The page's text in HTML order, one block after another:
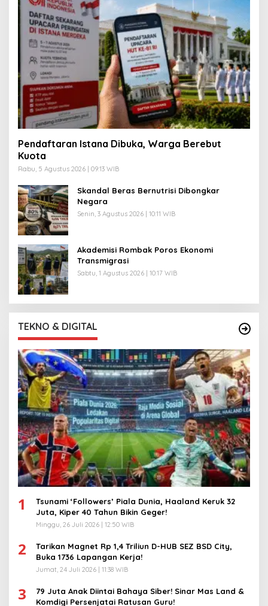
Pendaftaran Istana Dibuka, Warga Berebut
Kuota
Rabu, 5 Agustus 2026 | 09:13 WIB
Skandal Beras Bernutrisi Dibongkar
Negara
Senin, 3 Agustus 2026 | 10:11 WIB
Akademisi Rombak Poros Ekonomi
Transmigrasi
Sabtu, 1 Agustus 2026 | 10:17 WIB
TEKNO & DIGITAL
1
Tsunami ‘Followers’ Piala Dunia, Haaland Keruk 32
Juta, Kiper 40 Tahun Bikin Geger!
Minggu, 26 Juli 2026 | 12:50 WIB
2
Tarikan Magnet Rp 1,4 Triliun D-HUB SEZ BSD City,
Buka 1736 Lapangan Kerja!
Jumat, 24 Juli 2026 | 11:38 WIB
3
79 Juta Anak Diintai Bahaya Siber! Sinar Mas Land &
Komdigi Persenjatai Ratusan Guru!